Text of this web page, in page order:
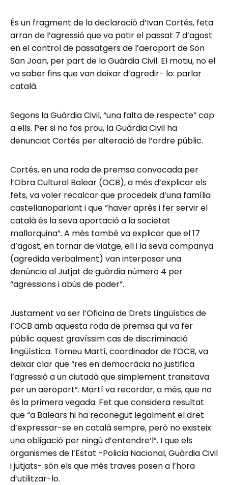
És un fragment de la declaració d’Ivan Cortés, feta
arran de l’agressió que va patir el passat 7 d’agost
en el control de passatgers de l’aeroport de Son
San Joan, per part de la Guàrdia Civil. El motiu, no el
va saber fins que van deixar d’agredir- lo: parlar
català.
Segons la Guàrdia Civil, “una falta de respecte” cap
a ells. Per si no fos prou, la Guàrdia Civil ha
denunciat Cortés per alteració de l’ordre públic.
Cortés, en una roda de premsa convocada per
l’Obra Cultural Balear (OCB), a més d’explicar els
fets, va voler recalcar que procedeix d’una família
castellanoparlant i que “haver après i fer servir el
català és la seva aportació a la societat
mallorquina”. A més també va explicar que el 17
d’agost, en tornar de viatge, ell i la seva companya
(agredida verbalment) van interposar una
denúncia al Jutjat de guàrdia número 4 per
“agressions i abús de poder”.
Justament va ser l’Oficina de Drets Lingüístics de
l’OCB amb aquesta roda de premsa qui va fer
públic aquest gravíssim cas de discriminació
lingüística. Tomeu Martí, coordinador de l’OCB, va
deixar clar que “res en democràcia no justifica
l’agressió a un ciutadà que simplement transitava
per un aeroport”. Martí va recordar, a més, que no
és la primera vegada. Fet que considera resultat
que “a Balears hi ha reconegut legalment el dret
d’expressar-se en català sempre, però no existeix
una obligació per ningú d’entendre’l”. I que els
organismes de l’Estat -Policia Nacional, Guàrdia Civil
i jutjats- són els que més traves posen a l’hora
d’utilitzar-lo.